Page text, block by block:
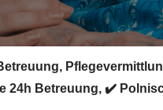
24h Betreuung, ✔️